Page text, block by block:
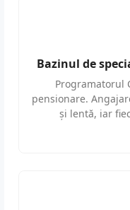
Bazinul de
Programatorul
pensionare.
și lentă, iar